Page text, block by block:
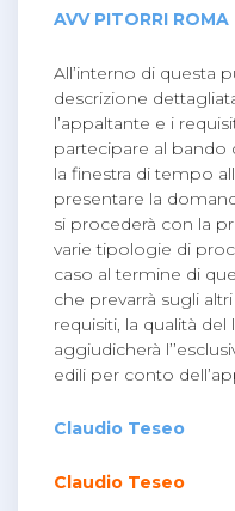
AVV PITORRI ROMA
All’interno di questa
descrizione
l’appaltante e i
partecipare al bando
la finestra di tempo
presentare la
si procederà con la
varie tipologie di
caso al termine di
che prevarrà sugli
requisiti, la qualità
aggiudicherà
edili per conto
Claudio Teseo
Claudio Teseo